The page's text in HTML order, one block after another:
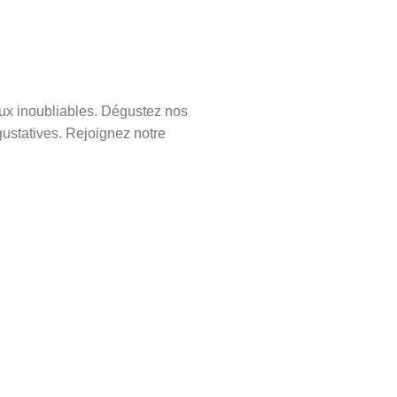
inoubliables. Dégustez nos
Rejoignez notre